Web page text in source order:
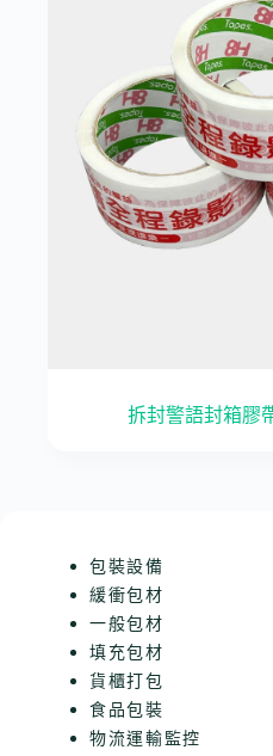
拆封警語封箱膠
包裝設備
緩衝包材
一般包材
填充包材
貨櫃打包
食品包裝
物流運輸監控